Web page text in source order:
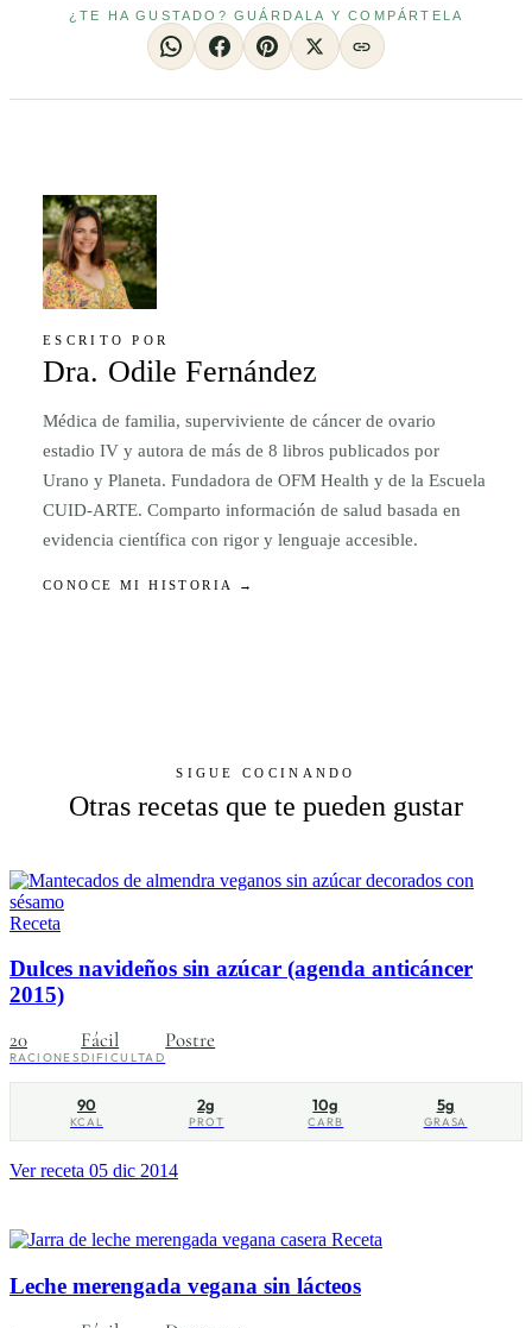
¿TE HA GUSTADO? GUÁRDALA Y COMPÁRTELA
ESCRITO POR
Dra. Odile Fernández
Médica de familia, superviviente de cáncer de ovario
estadio IV y autora de más de 8 libros publicados por
Urano y Planeta. Fundadora de OFM Health y de la Escuela
CUID-ARTE. Comparto información de salud basada en
evidencia científica con rigor y lenguaje accesible.
CONOCE MI HISTORIA →
SIGUE COCINANDO
Otras recetas que te pueden gustar
Receta
Dulces navideños sin azúcar (agenda anticáncer
2015)
20
RACIONES
Fácil
DIFICULTAD
Postre
90
KCAL
2g
PROT
10g
CARB
5g
GRASA
Ver receta 05 dic 2014
Receta
Leche merengada vegana sin lácteos